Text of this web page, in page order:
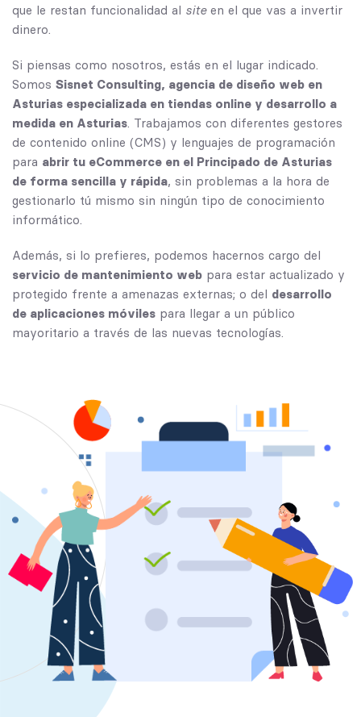
que le restan funcionalidad al siteen el que vas a invertir
dinero.
Si piensas como nosotros, estás en el lugar indicado.
Somos Sisnet Consulting, agencia de diseño web en
Asturias especializada en tiendas online y desarrollo a
medida en Asturias. Trabajamos con diferentes gestores
de contenido online (CMS) y lenguajes de programación
para abrir tu eCommerce en el Principado de Asturias
de forma sencilla y rápida, sin problemas a la hora de
gestionarlo tú mismo sin ningún tipo de conocimiento
informático.
Además, si lo prefieres, podemos hacernos cargo del
servicio de mantenimiento web para estar actualizado y
protegido frente a amenazas externas; o del desarrollo
de aplicaciones móviles para llegar a un público
mayoritario a través de las nuevas tecnologías.